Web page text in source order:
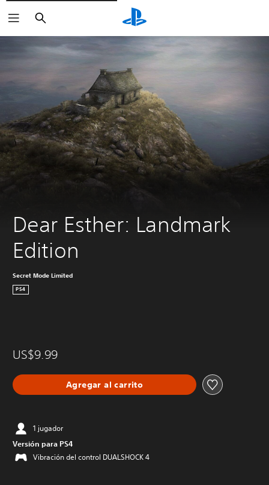
Buscar
Dear Esther: Landmark
Edition
Secret Mode Limited
PS4
US$9.99
Agregar al carrito
1 jugador
Versión para PS4
Vibración del control DUALSHOCK 4